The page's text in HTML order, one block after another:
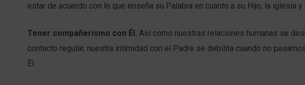
estar de acuerdo con lo que enseña su Palabra en cuanto a su Hijo, la iglesia y
Tener compañerismo con Él. Así como nuestras relaciones humanas se
contacto regular, nuestra intimidad con el Padre se debilita cuando no
Él.